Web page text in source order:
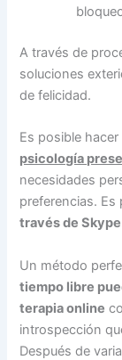
A través de
soluciones
de felicidad.
Es posible hacer
psicología
necesidades
preferencias.
través de Skype
Un método
tiempo libre
terapia online
introspección
Después de